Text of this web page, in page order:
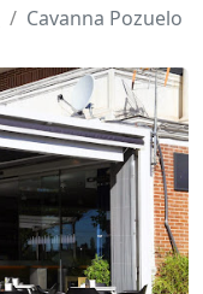
Cavanna Pozuelo